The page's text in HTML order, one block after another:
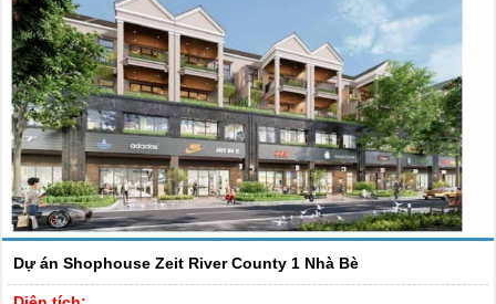
Dự án Shophouse Zeit River County 1 Nhà Bè